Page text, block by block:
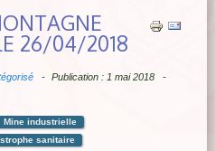
26/04/2018
Publication : 1 mai 2018
Mine industrielle
sanitaire